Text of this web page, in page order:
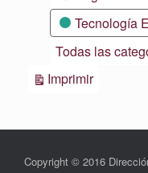
Tecnología
Todas las
ImprimirVistas
Copyright © 2016